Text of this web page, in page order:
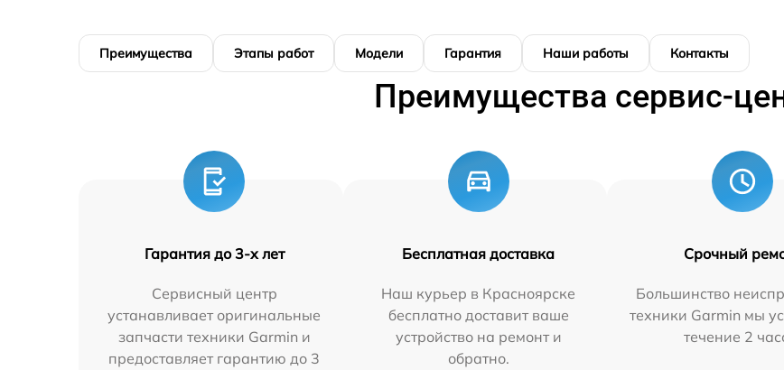
Преимущества Этапы работ Модели Гарантия Наши работы Контакты
Преимущества сервис-
Гарантия до 3-х лет
Сервисный центр
устанавливает оригинальные
запчасти техники Garmin и
предоставляет гарантию до 3
Бесплатная доставка
Наш курьер в Красноярске
бесплатно доставит ваше
устройство на ремонт и
обратно.
Срочный
Большинство
техники Garmin мы
течение 2